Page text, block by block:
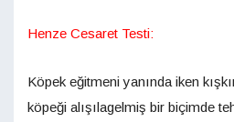
Henze Cesaret Testi:
Köpek eğitmeni yanında iken
köpeği alışılagelmiş bir biçimde